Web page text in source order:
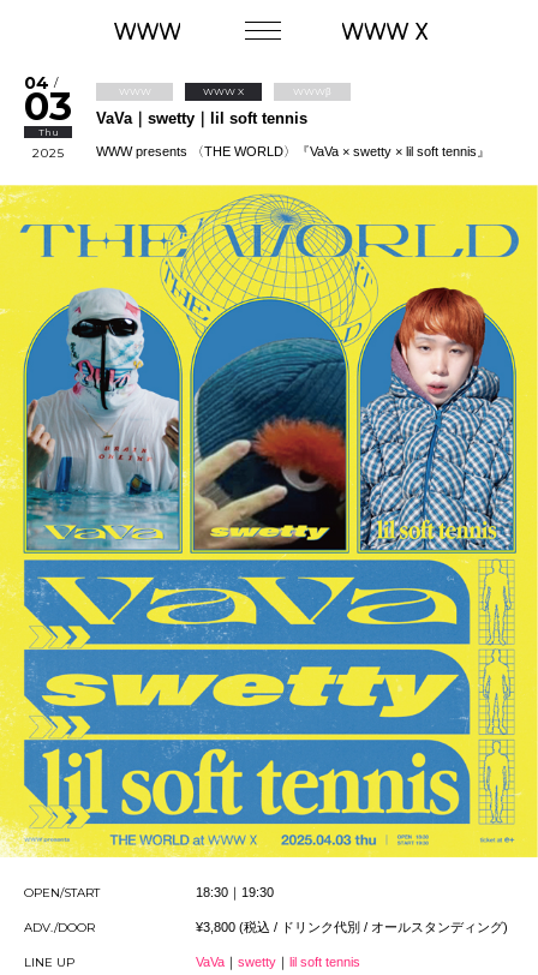
04 /
03
Thu
2025
WWW WWW X WWWβ
VaVa｜swetty｜lil soft tennis
WWW presents 〈THE WORLD〉『VaVa × swetty × lil soft tennis』
OPEN/START 18:30｜19:30
ADV./DOOR ¥3,800 (税込 / ドリンク代別 / オールスタンディング)
LINE UP VaVa｜ swetty｜ lil soft tennis